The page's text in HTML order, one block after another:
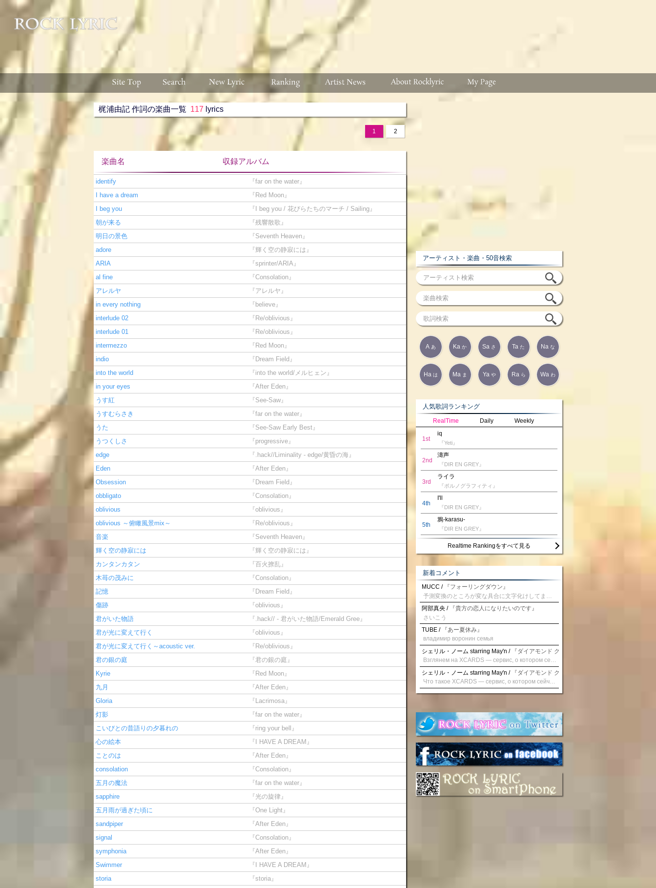
梶浦由記 作詞の楽曲一覧 117 lyrics
1 2
楽曲名 収録アルバム
identify
『far on the water』
I have a dream
『Red Moon』
I beg you
『I beg you / 花びらたちのマーチ / Sailing』
朝が来る
『残響散歌』
明日の景色
『Seventh Heaven』
adore
『輝く空の静寂には』
ARIA
『sprinter/ARIA』
al fine
『Consolation』
アレルヤ
『アレルヤ』
in every nothing
『believe』
interlude 02
『Re/oblivious』
interlude 01
『Re/oblivious』
intermezzo
『Red Moon』
indio
『Dream Field』
into the world
『into the world/メルヒェン』
in your eyes
『After Eden』
うす紅
『See‐Saw』
うすむらさき
『far on the water』
うた
『See-Saw Early Best』
うつくしさ
『progressive』
edge
『.hack//Liminality - edge/黄昏の海』
Eden
『After Eden』
Obsession
『Dream Field』
obbligato
『Consolation』
oblivious
『oblivious』
oblivious ～俯瞰風景mix～
『Re/oblivious』
音楽
『Seventh Heaven』
輝く空の静寂には
『輝く空の静寂には』
カンタンカタン
『百火撩乱』
木苺の茂みに
『Consolation』
記憶
『Dream Field』
傷跡
『oblivious』
君がいた物語
『.hack// - 君がいた物語/Emerald Gree』
君が光に変えて行く
『oblivious』
君が光に変えて行く～acoustic ver.
『Re/oblivious』
君の銀の庭
『君の銀の庭』
Kyrie
『Red Moon』
九月
『After Eden』
Gloria
『Lacrimosa』
灯影
『far on the water』
こいびとの昔語りの夕暮れの
『ring your bell』
心の絵本
『I HAVE A DREAM』
ことのは
『After Eden』
consolation
『Consolation』
五月の魔法
『far on the water』
sapphire
『光の旋律』
五月雨が過ぎた頃に
『One Light』
sandpiper
『After Eden』
signal
『Consolation』
symphonia
『After Eden』
Swimmer
『I HAVE A DREAM』
storia
『storia』
アーティスト・楽曲・50音検索
A あ Ka か Sa さ Ta た Na な
Ha は Ma ま Ya や Ra ら Wa わ
人気歌詞ランキング
RealTime Daily Weekly
1st
iq
『Yeti』
2nd
濤声
『DIR EN GREY』
3rd
ライラ
『ポルノグラフィティ』
4th
I'll
『DIR EN GREY』
5th
鴉-karasu-
『DIR EN GREY』
Realtime Rankingをすべて見る
新着コメント
MUCC / 『フォーリングダウン』
阿部真央 / 『貴方の恋人になりたいのです』
さいこう
TUBE / 『あー夏休み』
владимир воронин семья
シェリル・ノーム starring May'n / 『ダイアモンド クレバス/射手座☆午後九時 Don't be
シェリル・ノーム starring May'n / 『ダイアモンド クレバス/射手座☆午後九時 Don't be
Что такое XCARDS — сервис, о котором сейчас говорят. Буквально на днях заметил о интересный бренд XCARDS, он помогает создавать онлайн карты чтобы управлять бюджетами. Ключевые преимущества: Выпуск занимает всего считанные минуты. Платформа даёт возможность оформить множество карт для разных целей. Есть поддержка в любое время суток включая персонального менеджера. Есть контроль без задержек — транзакции, уведомления, аналитика — всё под рукой. Возможные нюансы: Регистрация: европейская юрисдикция — желательно убедиться, что сервис можно использовать без нарушений. Финансовые условия: возможно, есть скрытые комиссии, поэтому лучше внимательно прочитать договор. Отзывы пользователей: по отзывам поддержка работает быстро. Надёжность системы: внедрены базовые меры безопасности, но всё равно советую не хранить большие суммы на карте. Вывод: В целом платформа кажется отличным помощником для маркетологов. Платформа сочетает скорость, удобство и гибкость. Как вы думаете? Пользовались ли вы XCARDS? Поделитесь опытом — будет интересно сравнить. Виртуальные карты для бизнеса